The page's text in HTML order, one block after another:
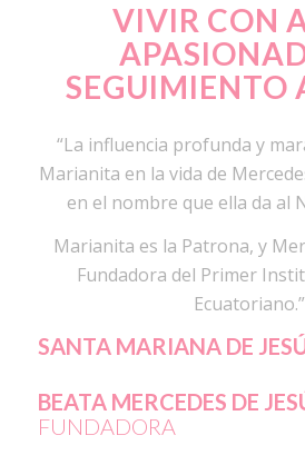
VIVIR CON
SEGUIMIENTO
“La influencia profunda y
Marianita en la vida de
en el nombre que ella da al
Marianita es la Patrona, y
Fundadora del Primer
Ecuatoriano.”
SANTA MARIANA DE
BEATA MERCEDES DE
FUNDADORA